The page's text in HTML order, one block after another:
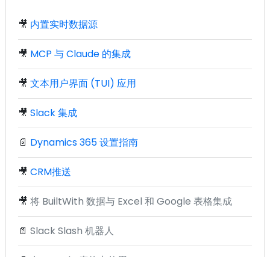
🎥 内置实时数据源
🎥 MCP 与 Claude 的集成
🎥 文本用户界面 (TUI) 应用
🎥 Slack 集成
📄 Dynamics 365 设置指南
🎥 CRM推送
🎥 将 BuiltWith 数据与 Excel 和 Google 表格集成
📄 Slack Slash 机器人